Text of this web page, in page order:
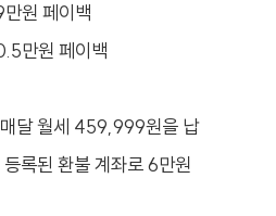
원 페이백
만원 페이백
달 월세 459,999원을 납
록된 환불 계좌로 6만원